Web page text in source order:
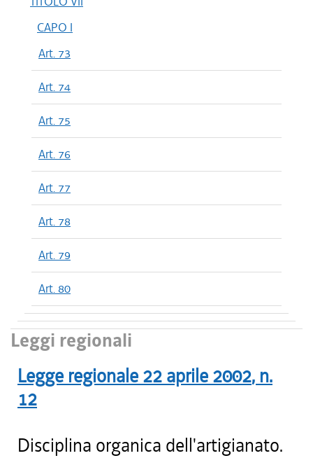
CAPO I
Art. 73
Art. 74
Art. 75
Art. 76
Art. 77
Art. 78
Art. 79
Art. 80
Leggi regionali
Legge regionale 22 aprile 2002, n.
12
Disciplina organica dell'artigianato.